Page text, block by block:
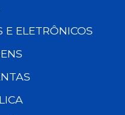
E ELETRÔNICOS